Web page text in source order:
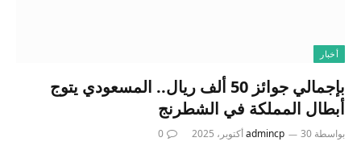
أخبار
بإجمالي جوائز 50 ألف ريال.. المسعودي يتوج
أبطال المملكة في الشطرنج
بواسطة admincp 30 أكتوبر، 2025 0